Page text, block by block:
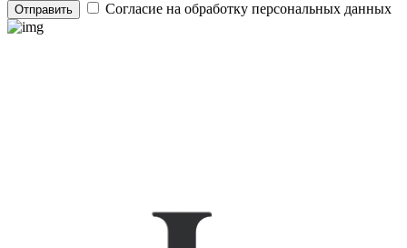
Отправить Согласие на обработку персональных данных